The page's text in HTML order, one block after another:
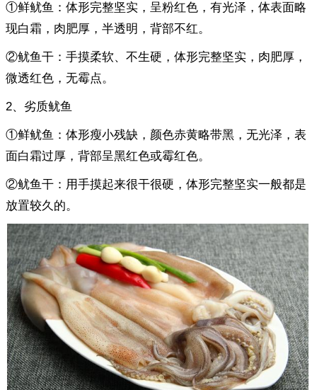
①鲜鱿鱼：体形完整坚实，呈粉红色，有光泽，体表面略
现白霜，肉肥厚，半透明，背部不红。
②鱿鱼干：手摸柔软、不生硬，体形完整坚实，肉肥厚，
微透红色，无霉点。
2、劣质鱿鱼
①鲜鱿鱼：体形瘦小残缺，颜色赤黄略带黑，无光泽，表
面白霜过厚，背部呈黑红色或霉红色。
②鱿鱼干：用手摸起来很干很硬，体形完整坚实一般都是
放置较久的。